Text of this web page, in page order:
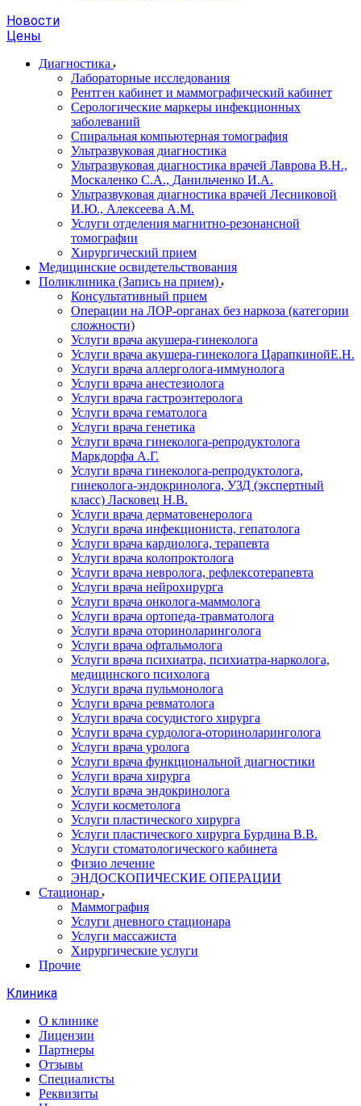
Новости
Цены
Диагностика
Лабораторные исследования
Рентген кабинет и маммографический кабинет
Серологические маркеры инфекционных
заболеваний
Спиральная компьютерная томография
Ультразвуковая диагностика
Ультразвуковая диагностика врачей Лаврова В.Н.,
Москаленко С.А., Данильченко И.А.
Ультразвуковая диагностика врачей Лесниковой
И.Ю., Алексеева А.М.
Услуги отделения магнитно-резонансной
томографии
Хирургический прием
Медицинские освидетельствования
Поликлиника (Запись на прием)
Консультативный прием
Операции на ЛОР-органах без наркоза (категории
сложности)
Услуги врача акушера-гинеколога
Услуги врача акушера-гинеколога ЦарапкинойЕ.Н.
Услуги врача аллерголога-иммунолога
Услуги врача анестезиолога
Услуги врача гастроэнтеролога
Услуги врача гематолога
Услуги врача генетика
Услуги врача гинеколога-репродуктолога
Маркдорфа А.Г.
Услуги врача гинеколога-репродуктолога,
гинеколога-эндокринолога, УЗД (экспертный
класс) Ласковец Н.В.
Услуги врача дерматовенеролога
Услуги врача инфекциониста, гепатолога
Услуги врача кардиолога, терапевта
Услуги врача колопроктолога
Услуги врача невролога, рефлексотерапевта
Услуги врача нейрохирурга
Услуги врача онколога-маммолога
Услуги врача ортопеда-травматолога
Услуги врача оториноларинголога
Услуги врача офтальмолога
Услуги врача психиатра, психиатра-нарколога,
медицинского психолога
Услуги врача пульмонолога
Услуги врача ревматолога
Услуги врача сосудистого хирурга
Услуги врача сурдолога-оториноларинголога
Услуги врача уролога
Услуги врача функциональной диагностики
Услуги врача хирурга
Услуги врача эндокринолога
Услуги косметолога
Услуги пластического хирурга
Услуги пластического хирурга Бурдина В.В.
Услуги стоматологического кабинета
Физио лечение
ЭНДОСКОПИЧЕСКИЕ ОПЕРАЦИИ
Стационар
Маммография
Услуги дневного стационара
Услуги массажиста
Хирургические услуги
Прочие
Клиника
О клинике
Лицензии
Партнеры
Отзывы
Специалисты
Реквизиты